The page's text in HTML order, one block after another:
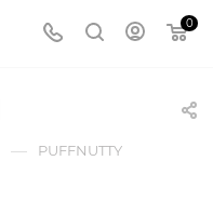
0
— PUFFNUTTY